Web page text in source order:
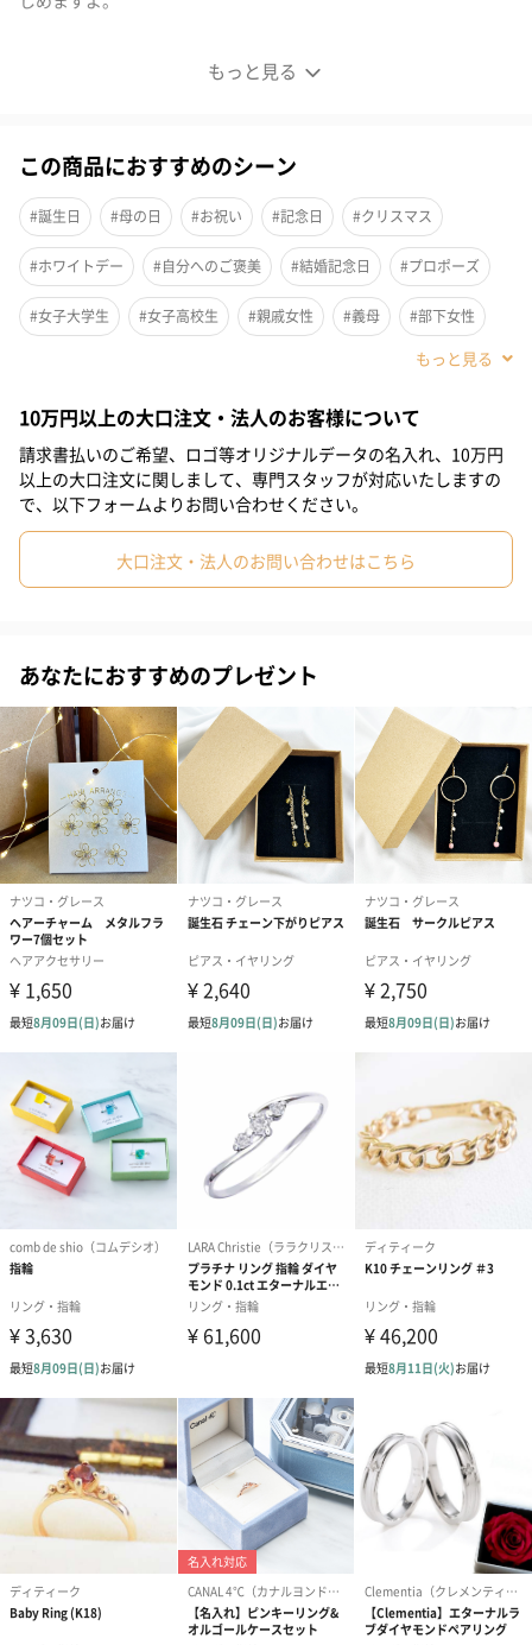
もっと見る
手元のおしゃれをもっと楽しく、もっと自由に。
【ナツコ・グレース】のメタルループモチーフリングと3本セット
リングをセットにしてお届けします。
テクスチャーの異なる組み合わせが絶妙です。
そんな想いを持つ方に贈りたいアクセサリーです。
重ね付けで華やかに、単品使いで上品に。
雰囲気が全く違う2つが合わさった、おしゃれの幅がぐんと広がる
セット。
シチュエーションに合わせて、重ね付けはもちろん、単品でもお
楽しみいただけます。
ハンドメイド風のデザインで、こなれ感を演出。
メタル線をループ状に絡めたテクスチャーのリング。
落ち着いた大人の女性に。
してくれます。
カジュアルなコーディネートにさりげなく取り入れてみてはいか
がでしょうか？
大切な方に贈りたい。
季節を問わずいつでも身につけられるアクセサリーは、女性への
贈り物に人気です。
重ね付けでも単品でも使用できるリングなら、日々のおしゃれが
この商品におすすめのシーン
#誕生日 #母の日 #お祝い #記念日 #クリスマス
#ホワイトデー #自分へのご褒美 #結婚記念日 #プロポーズ
#女子大学生 #女子高校生 #親戚女性 #義母 #部下女性
#上司女性
#祖母 #母親 #妻 #女性 #女友達 #20代前半
#20代後半 #30代 #40代 #50代 #60代 #70代
#80代 #90代 #10代
10万円以上の大口注文・法人のお客様について
請求書払いのご希望、ロゴ等オリジナルデータの名入れ、10万円
以上の大口注文に関しまして、専門スタッフが対応いたしますの
で、以下フォームよりお問い合わせください。
大口注文・法人のお問い合わせはこちら
あなたにおすすめのプレゼント